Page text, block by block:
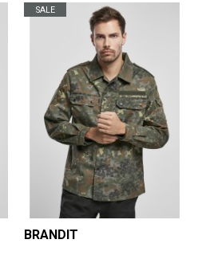
SALE
BRANDIT